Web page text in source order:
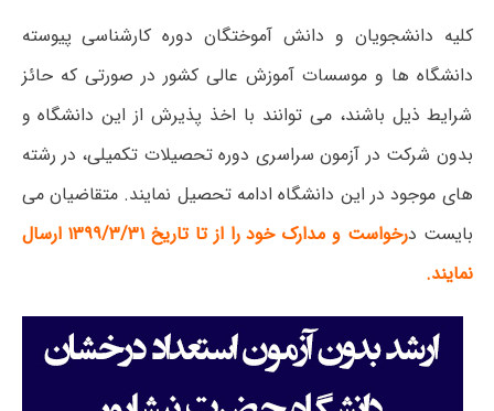
کلیه دانشجویان و دانش آموختگان دوره کارشناسی پیوسته
دانشگاه ها و موسسات آموزش عالی کشور در صورتی که حائز
شرایط ذیل باشند، می توانند با اخذ پذیرش از این دانشگاه و
بدون شرکت در آزمون سراسری دوره تحصیلات تکمیلی، در رشته
های موجود در این دانشگاه ادامه تحصیل نمایند. متقاضیان می
بایست د
رخواست و مدارک خود را از تا تاریخ ۱۳۹۹/۳/۳۱ ارسال
نمایند.